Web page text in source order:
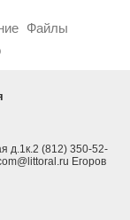
Файлы
д.1к.2 (812) 350-52-
Егоров